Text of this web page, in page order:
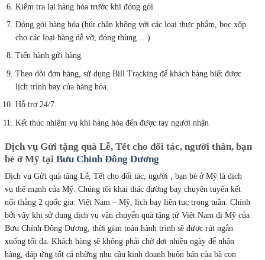
Kiểm tra lại hàng hóa trước khi đóng gói.
Đóng gói hàng hóa (hút chân không với các loại thực phẩm, bọc xốp
cho các loại hàng dễ vỡ, đóng thùng….)
Tiến hành gửi hàng.
Theo dõi đơn hàng, sử dụng Bill Tracking để khách hàng biết được
lịch trình bay của hàng hóa.
Hỗ trợ 24/7.
Kết thúc nhiệm vụ khi hàng hóa đến được tay người nhận
Dịch vụ Gửi tặng quà Lễ, Tết cho đối tác, người thân, bạn
bè ở Mỹ tại Bưu Chính Đông Dương
Dịch vụ Gửi quà tặng Lễ, Tết cho đối tác, người , bạn bè ở Mỹ là dịch
vụ thế mạnh của Mỹ. Chúng tôi khai thác đường bay chuyên tuyến kết
nối thẳng 2 quốc gia: Việt Nam – Mỹ, lịch bay liên tục trong tuần. Chính
bởi vậy khi sử dụng dịch vụ vận chuyển quà tặng từ Việt Nam đi Mỹ của
Bưu Chính Đông Dương, thời gian toàn hành trình sẽ được rút ngắn
xuống tối đa. Khách hàng sẽ không phải chờ đợi nhiều ngày để nhận
hàng, đáp ứng tốt cả những nhu cầu kinh doanh buôn bán của bà con